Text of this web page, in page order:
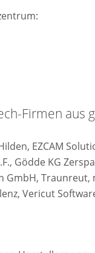
Firmen aus
EZCAM
Gödde KG
GmbH, Traunreut,
Vericut